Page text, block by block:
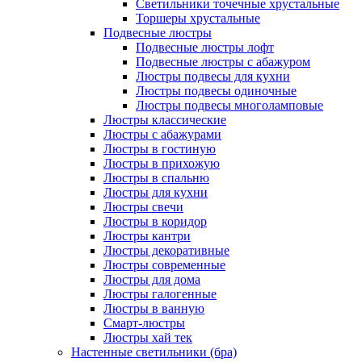
Светильники точечные хрустальные
Торшеры хрустальные
Подвесные люстры
Подвесные люстры лофт
Подвесные люстры с абажуром
Люстры подвесы для кухни
Люстры подвесы одиночные
Люстры подвесы многоламповые
Люстры классические
Люстры с абажурами
Люстры в гостиную
Люстры в прихожую
Люстры в спальню
Люстры для кухни
Люстры свечи
Люстры в коридор
Люстры кантри
Люстры декоративные
Люстры современные
Люстры для дома
Люстры галогенные
Люстры в ванную
Смарт-люстры
Люстры хай тек
Настенные светильники (бра)